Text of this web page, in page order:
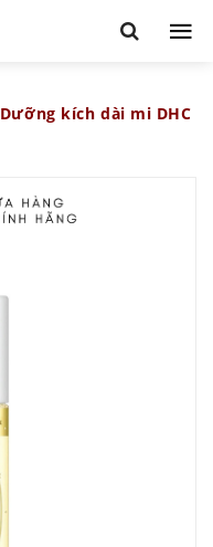
Dưỡng kích dài mi DHC